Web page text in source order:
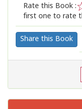
Rate this Book :
1
first one to rate
Share this Book